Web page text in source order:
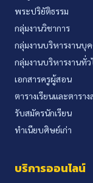
พระปริยัติธรรม
กลุ่มงานวิชาการ
กลุ่มงานบริหารงานบุ
กลุ่มงานบริหารงานทั่ว
เอกสารครูผู้สอน
ตารางเรียนและตารา
รับสมัครนักเรียน
ทำเนียบศิษย์เก่า
บริการออนไลน์